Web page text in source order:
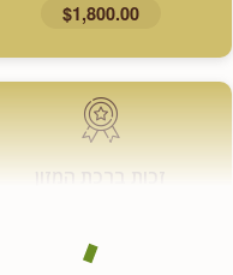
$1,800.00
זכות ברכת המזון